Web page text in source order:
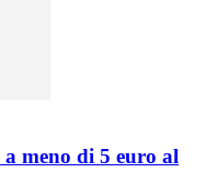
meno di 5 euro al